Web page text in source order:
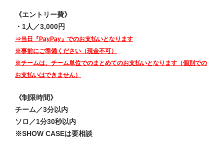
《エントリー費》
・1人／3,000円
⇒当日『PayPay』でのお支払いとなります
※事前にご準備ください（現金不可）
※チームは、チーム単位でのまとめてのお支払いとなります（個別での
お支払いはできません）
《制限時間》
チーム／3分以内
ソロ／1分30秒以内
※SHOW CASEは要相談